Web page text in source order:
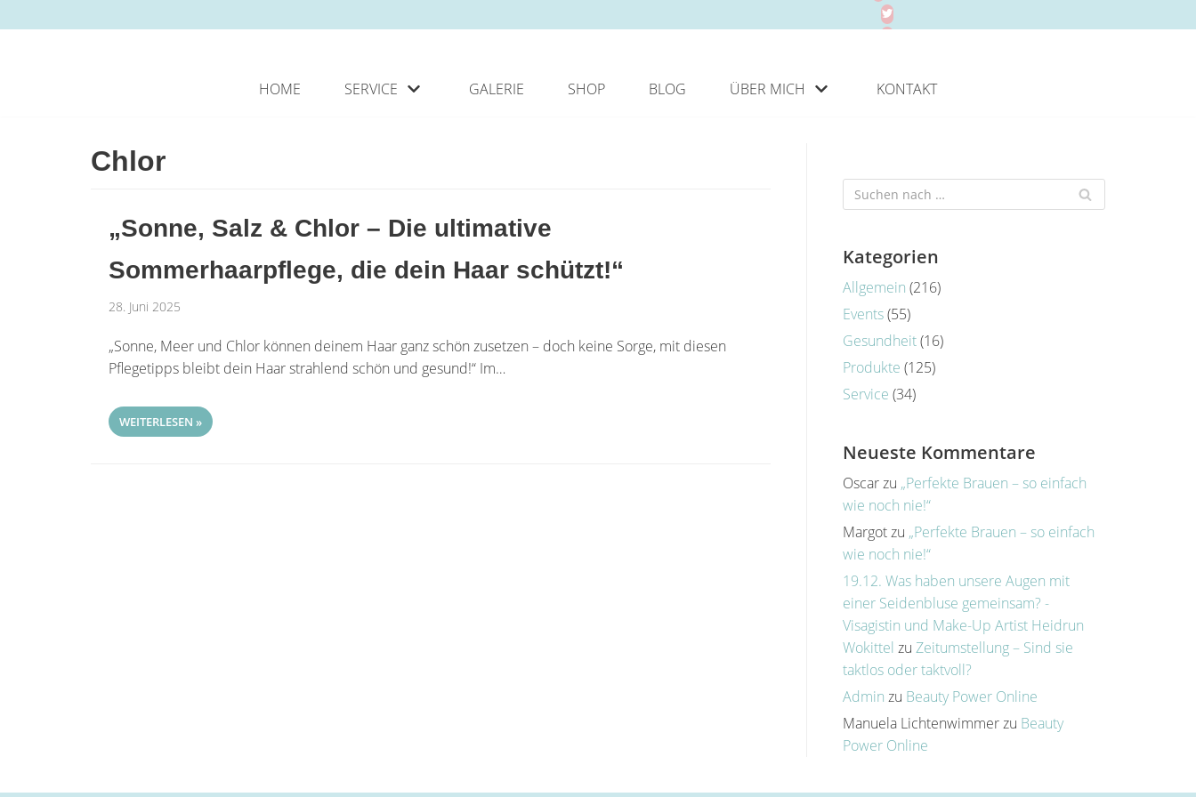
HOME
SERVICE GALERIE SHOP BLOG ÜBER MICH KONTAKT
Chlor
„Sonne, Salz & Chlor – Die ultimative
Sommerhaarpflege, die dein Haar schützt!“
28. Juni 2025
„Sonne, Meer und Chlor können deinem Haar ganz schön zusetzen – doch keine Sorge, mit diesen
Pflegetipps bleibt dein Haar strahlend schön und gesund!“ Im…
WEITERLESEN »
Kategorien
Allgemein (216)
Events(55)
Gesundheit(16)
Produkte (125)
Service (34)
Neueste Kommentare
Oscarzu „Perfekte Brauen – so einfach
wie noch nie!“
Margotzu „Perfekte Brauen – so einfach
wie noch nie!“
19.12. Was haben unsere Augen mit
einer Seidenbluse gemeinsam? -
Visagistin und Make-Up Artist Heidrun
Wokittel zu Zeitumstellung – Sind sie
taktlos oder taktvoll?
Admin zu Beauty Power Online
Manuela Lichtenwimmerzu Beauty
Power Online